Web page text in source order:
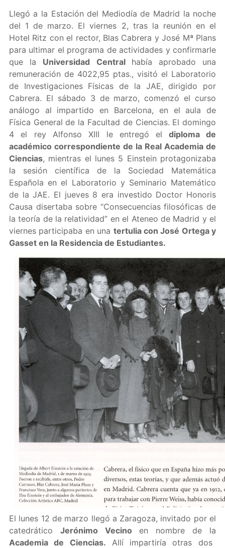
Llegó a la Estación del Mediodía de Madrid la noche
del 1 de marzo. El viernes 2, tras la reunión en el
Hotel Ritz con el rector, Blas Cabrera y José Mª Plans
para ultimar el programa de actividades y confirmarle
que la Universidad Central había aprobado una
remuneración de 4022,95 ptas., visitó el Laboratorio
de Investigaciones Físicas de la JAE, dirigido por
Cabrera. El sábado 3 de marzo, comenzó el curso
análogo al impartido en Barcelona, en el aula de
Física General de la Facultad de Ciencias. El domingo
4 el rey Alfonso XIII le entregó el diploma de
académico correspondiente de la Real Academia de
Ciencias, mientras el lunes 5 Einstein protagonizaba
la sesión científica de la Sociedad Matemática
Española en el Laboratorio y Seminario Matemático
de la JAE. El jueves 8 era investido Doctor Honoris
Causa disertaba sobre “Consecuencias filosóficas de
la teoría de la relatividad” en el Ateneo de Madrid y el
viernes participaba en una tertulia con José Ortega y
Gasset en la Residencia de Estudiantes.
El lunes 12 de marzo llegó a Zaragoza, invitado por el
catedrático Jerónimo Vecino en nombre de la
Academia de Ciencias. Allí impartiría otras dos